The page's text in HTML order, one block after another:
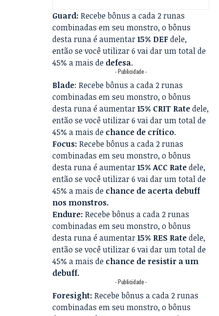
Guard:Recebe bônus a cada 2 runas
combinadas em seu monstro, o bônus
desta runa é aumentar15% DEFdele,
então se você utilizar 6 vai dar um total de
45% a mais de defesa.
- Publicidade -
Blade: Recebe bônus a cada 2 runas
combinadas em seu monstro, o bônus
desta runa é aumentar15% CRIT Ratedele,
então se você utilizar 6 vai dar um total de
45% a mais de chance de crítico.
Focus: Recebe bônus a cada 2 runas
combinadas em seu monstro, o bônus
desta runa é aumentar15% ACC Ratedele,
então se você utilizar 6 vai dar um total de
45% a mais de chance de acerta debuff
nos monstros.
Endure: Recebe bônus a cada 2 runas
combinadas em seu monstro, o bônus
desta runa é aumentar15% RES Ratedele,
então se você utilizar 6 vai dar um total de
45% a mais de chance de resistir a um
debuff.
- Publicidade -
Foresight: Recebe bônus a cada 2 runas
combinadas em seu monstro, o bônus